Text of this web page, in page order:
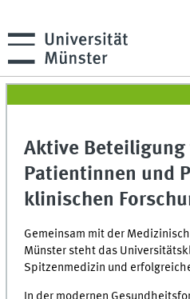
Aktive Beteiligung
Patientinnen und
klinischen
Gemeinsam mit der
Münster steht das
Spitzenmedizin und